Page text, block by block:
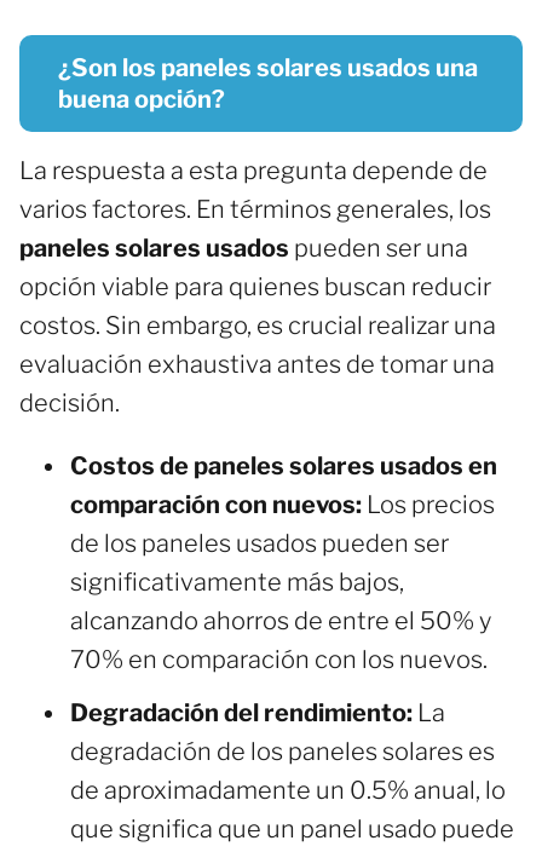
¿Son los paneles solares usados una
buena opción?
La respuesta a esta pregunta depende de
varios factores. En términos generales, los
paneles solares usados pueden ser una
opción viable para quienes buscan reducir
costos. Sin embargo, es crucial realizar una
evaluación exhaustiva antes de tomar una
decisión.
Costos de paneles solares usados en
comparación con nuevos: Los precios
de los paneles usados pueden ser
significativamente más bajos,
alcanzando ahorros de entre el 50% y
70% en comparación con los nuevos.
Degradación del rendimiento: La
degradación de los paneles solares es
de aproximadamente un 0.5% anual, lo
que significa que un panel usado puede